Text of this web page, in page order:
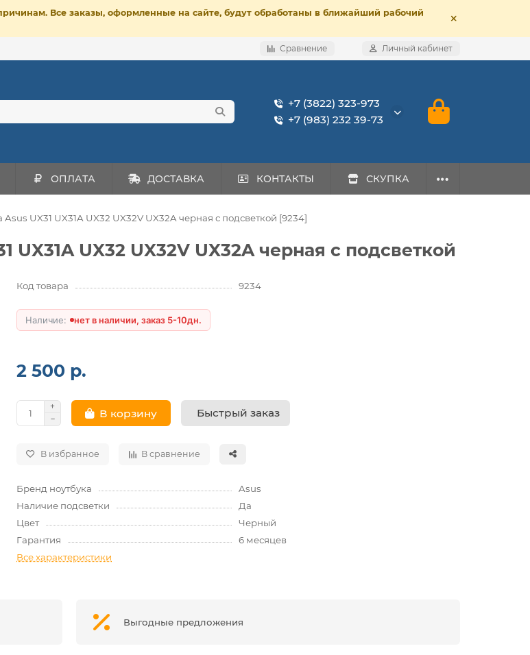
Все заказы, оформленные на сайте, будут обработаны в ближайший рабочий
Сравнение Личный кабинет
+7 (3822) 323-973
+7 (983) 232 39-73
ОПЛАТА ДОСТАВКА КОНТАКТЫ СКУПКА
Asus UX31 UX31A UX32 UX32V UX32A черная с подсветкой [9234]
UX31A UX32 UX32V UX32A черная с подсветкой
Код товара 9234
нет в наличии, заказ 5-10дн.
2 500 р.
В корзину Быстрый заказ
В избранное В сравнение
Бренд ноутбука
Asus
Наличие подсветки
Да
Цвет
Черный
Гарантия
6 месяцев
Все характеристики
Выгодные предложения